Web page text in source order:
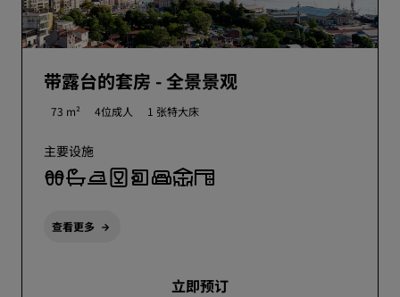
带露台的套房 - 全景景观
73 m² 4位成人 1 张特大床
主要设施
查看更多
立即预订